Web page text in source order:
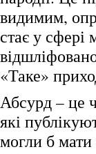
видимим,
стає у сфері
«Таке»
Абсурд – це
які
могли б мати